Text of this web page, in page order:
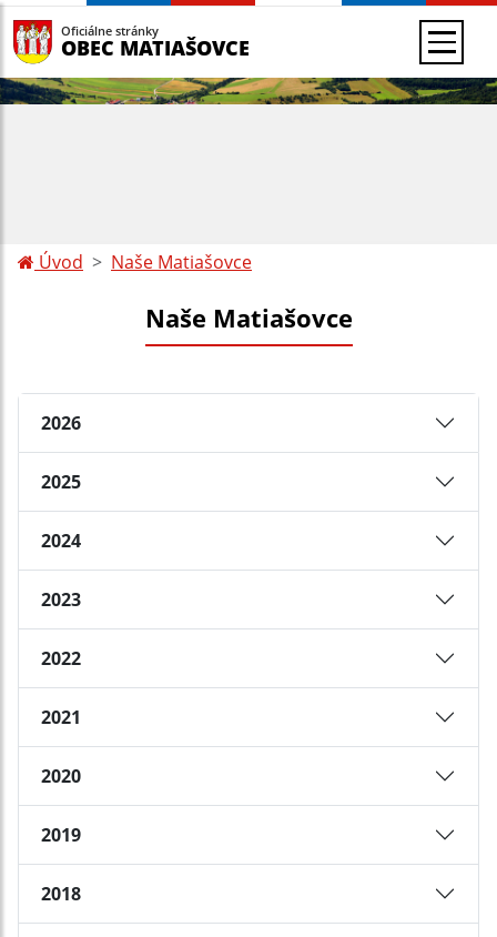
Oficiálne stránky
OBEC MATIAŠOVCE
Úvod Naše Matiašovce
Naše Matiašovce
2026
2025
2024
2023
2022
2021
2020
2019
2018